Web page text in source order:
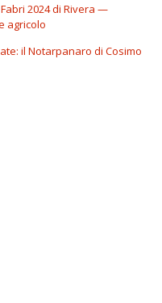
2024 di Rivera —
agricolo
il Notarpanaro di Cosimo